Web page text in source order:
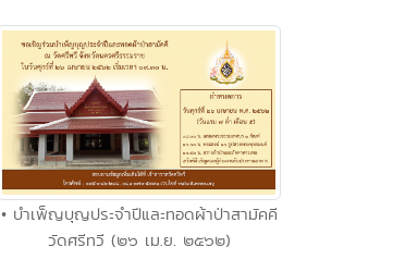
• บำเพ็ญบุญประจำปีและทอดผ้าป่าสามัคคี
วัดศรีทวี (๒๖ เม.ย. ๒๕๖๒)